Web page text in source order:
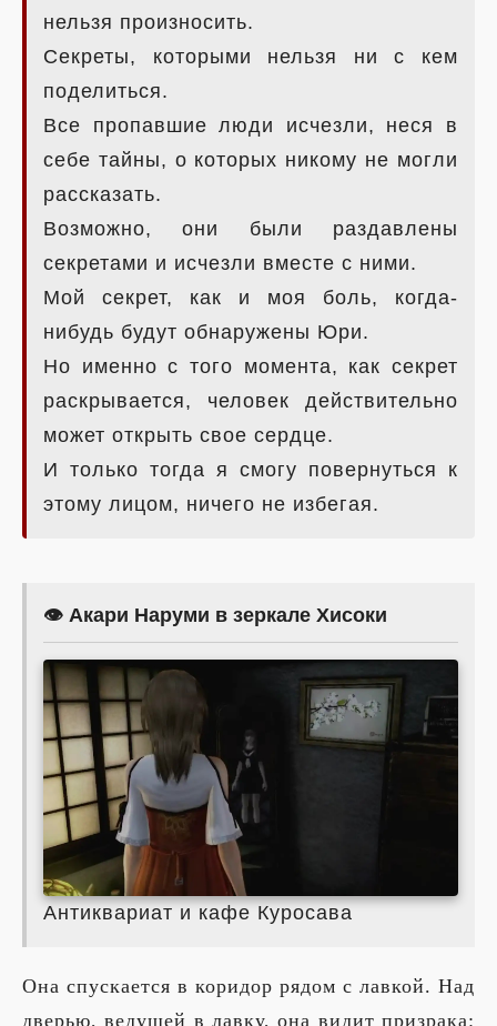
нельзя произносить.
Секреты, которыми нельзя ни с кем
поделиться.
Все пропавшие люди исчезли, неся в
себе тайны, о которых никому не могли
рассказать.
Возможно, они были раздавлены
секретами и исчезли вместе с ними.
Мой секрет, как и моя боль, когда-
нибудь будут обнаружены Юри.
Но именно с того момента, как секрет
раскрывается, человек действительно
может открыть свое сердце.
И только тогда я смогу повернуться к
этому лицом, ничего не избегая.
👁️ Акари Наруми в зеркале Хисоки
Антиквариат и кафе Куросава
Она спускается в коридор рядом с лавкой. Над
дверью, ведущей в лавку, она видит призрака: